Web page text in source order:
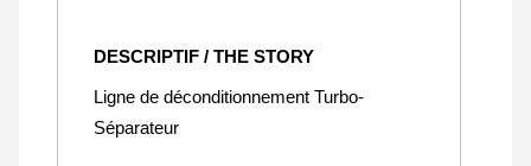
DESCRIPTIF / THE STORY
Ligne de déconditionnement Turbo-
Séparateur